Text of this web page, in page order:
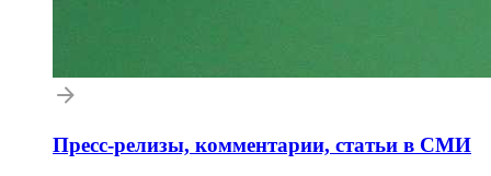
Пресс-релизы, комментарии, статьи в СМИ